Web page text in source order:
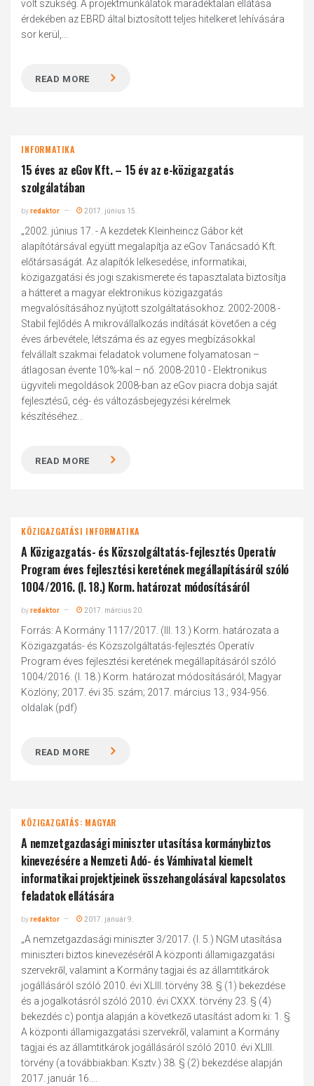
volt szükség. A projektmunkálatok maradéktalan ellátása
érdekében az EBRD által biztosított teljes hitelkeret lehívására
sor kerül,...
READ MORE
INFORMATIKA
15 éves az eGov Kft. – 15 év az e-közigazgatás
szolgálatában
byredaktor 2017. június 15.
„2002. június 17. - A kezdetek Kleinheincz Gábor két
alapítótársával együtt megalapítja az eGov Tanácsadó Kft.
előtársaságát. Az alapítók lelkesedése, informatikai,
közigazgatási és jogi szakismerete és tapasztalata biztosítja
a hátteret a magyar elektronikus közigazgatás
megvalósításához nyújtott szolgáltatásokhoz. 2002-2008 -
Stabil fejlődés A mikrovállalkozás indítását követően a cég
éves árbevétele, létszáma és az egyes megbízásokkal
felvállalt szakmai feladatok volumene folyamatosan –
átlagosan évente 10%-kal – nő. 2008-2010 - Elektronikus
ügyviteli megoldások 2008-ban az eGov piacra dobja saját
fejlesztésű, cég- és változásbejegyzési kérelmek
készítéséhez...
READ MORE
KÖZIGAZGATÁSI INFORMATIKA
A Közigazgatás- és Közszolgáltatás-fejlesztés Operatív
Program éves fejlesztési keretének megállapításáról szóló
1004/2016. (I. 18.) Korm. határozat módosításáról
byredaktor 2017. március 20.
Forrás: A Kormány 1117/2017. (III. 13.) Korm. határozata a
Közigazgatás- és Közszolgáltatás-fejlesztés Operatív
Program éves fejlesztési keretének megállapításáról szóló
1004/2016. (I. 18.) Korm. határozat módosításáról; Magyar
Közlöny; 2017. évi 35. szám; 2017. március 13.; 934-956.
oldalak (pdf)
READ MORE
KÖZIGAZGATÁS: MAGYAR
A nemzetgazdasági miniszter utasítása kormánybiztos
kinevezésére a Nemzeti Adó- és Vámhivatal kiemelt
informatikai projektjeinek összehangolásával kapcsolatos
feladatok ellátására
byredaktor 2017. január 9.
„A nemzetgazdasági miniszter 3/2017. (I. 5.) NGM utasítása
miniszteri biztos kinevezéséről A központi államigazgatási
szervekről, valamint a Kormány tagjai és az államtitkárok
jogállásáról szóló 2010. évi XLIII. törvény 38. § (1) bekezdése
és a jogalkotásról szóló 2010. évi CXXX. törvény 23. § (4)
bekezdés c) pontja alapján a következő utasítást adom ki: 1. §
A központi államigazgatási szervekről, valamint a Kormány
tagjai és az államtitkárok jogállásáról szóló 2010. évi XLIII.
törvény (a továbbiakban: Ksztv.) 38. § (2) bekezdése alapján
2017. január 16....